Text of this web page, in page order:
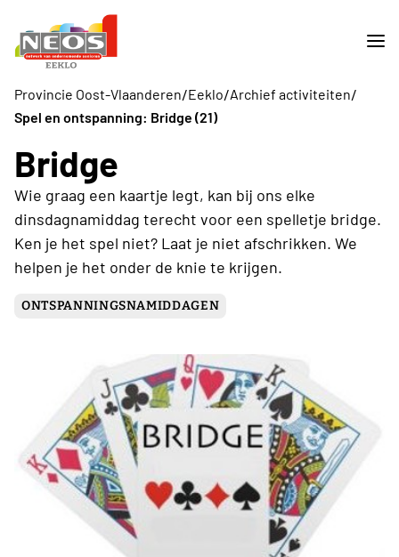
Provincie Oost-Vlaanderen/Eeklo/Archief activiteiten/
Spel en ontspanning: Bridge (21)
Bridge
Wie graag een kaartje legt, kan bij ons elke
dinsdagnamiddag terecht voor een spelletje bridge.
Ken je het spel niet? Laat je niet afschrikken. We
helpen je het onder de knie te krijgen.
ONTSPANNINGSNAMIDDAGEN